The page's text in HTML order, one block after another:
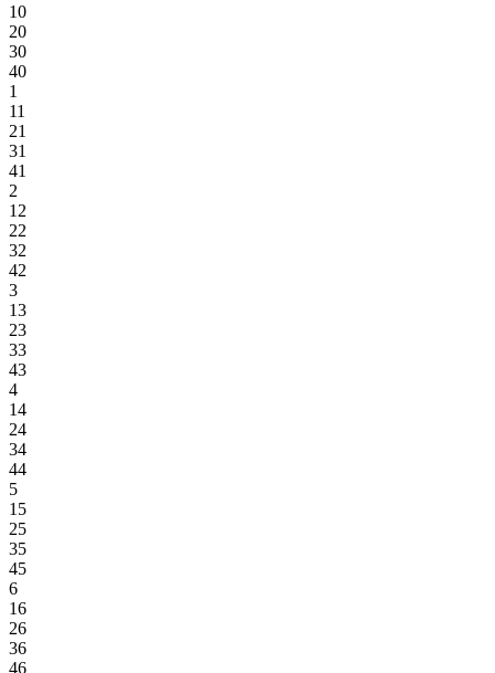
10
20
30
40
1
11
21
31
41
2
12
22
32
42
3
13
23
33
43
4
14
24
34
44
5
15
25
35
45
6
16
26
36
46